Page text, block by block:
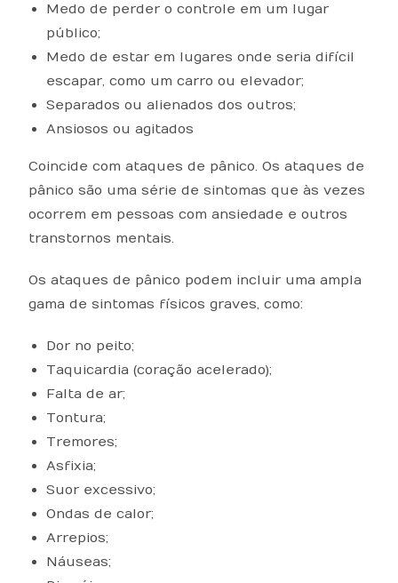
Medo de perder o controle em um lugar
público;
Medo de estar em lugares onde seria difícil
escapar, como um carro ou elevador;
Separados ou alienados dos outros;
Ansiosos ou agitados
Coincide com ataques de pânico. Os ataques de
pânico são uma série de sintomas que às vezes
ocorrem em pessoas com ansiedade e outros
transtornos mentais.
Os ataques de pânico podem incluir uma ampla
gama de sintomas físicos graves, como:
Dor no peito;
Taquicardia (coração acelerado);
Falta de ar;
Tontura;
Tremores;
Asfixia;
Suor excessivo;
Ondas de calor;
Arrepios;
Náuseas;